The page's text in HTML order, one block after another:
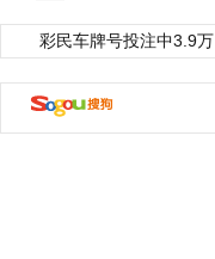
彩民车牌号投注中3.9万